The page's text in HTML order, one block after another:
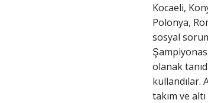
Kocaeli,
Polonya,
sosyal
olanak
kullandılar.
takım ve